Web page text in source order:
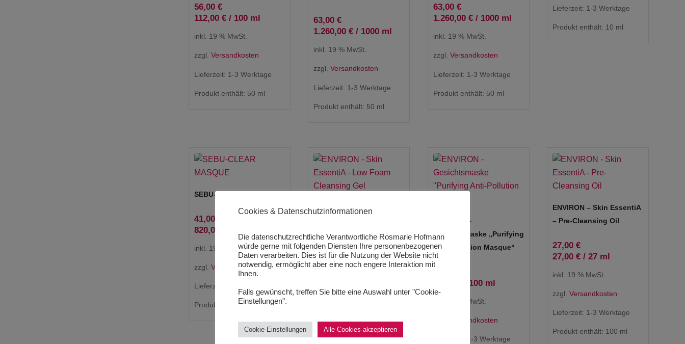
56,00 €
112,00 €/ 100 ml
inkl. 19 % MwSt.
zzgl. Versandkosten
Lieferzeit: 1-3 Werktage
Produkt enthält: 50 ml
63,00€
1.260,00€ / 1000 ml
inkl. 19 % MwSt.
zzgl.Versandkosten
Lieferzeit: 1-3 Werktage
Produkt enthält: 50 ml
63,00 €
1.260,00 €/ 1000 ml
inkl. 19 % MwSt.
zzgl. Versandkosten
Lieferzeit: 1-3 Werktage
Produkt enthält: 50 ml
Lieferzeit: 1-3 Werktage
Produkt enthält: 10 ml
SEBU-CLEAR MASQUE
41,00
820,00
inkl. 19 % MwSt.
zzgl. Versandkosten
Lieferzeit:
Produkt enthält: 50ml
ENVIRON – Skin EssentiA
Gel
45,99 €
229,95€/1000 ml
inkl. 19 % MwSt.
Lieferzeit: 1-3 Werktage
ENVIRON –
Gesichtsmaske „Purifying
Anti-Pollution Masque“
100 ml
inkl. 19 % MwSt.
Versandkosten
1-3 Werktage
ENVIRON – Skin EssentiA
– Pre-Cleansing Oil
27,00€
27,00€ /27 ml
inkl. 19 % MwSt.
zzgl.Versandkosten
Lieferzeit: 1-3 Werktage
Produkt enthält: 100 ml
Cookies & Datenschutzinformationen
Die datenschutzrechtliche Verantwortliche Rosmarie Hofmann
würde gerne mit folgenden Diensten Ihre personenbezogenen
Daten verarbeiten. Dies ist für die Nutzung der Website nicht
notwendig, ermöglicht aber eine noch engere Interaktion mit
Ihnen.
Falls gewünscht, treffen Sie bitte eine Auswahl unter "Cookie-
Einstellungen".
Cookie-Einstellungen Alle Cookies akzeptieren